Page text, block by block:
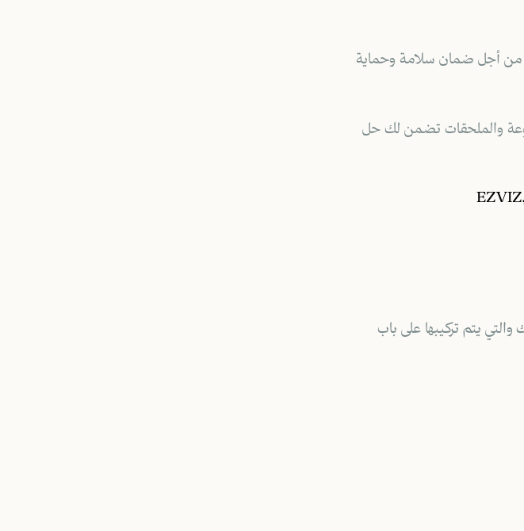
من أجل ضمان سلامة وحماية
والملحقات تضمن لك حل
يتم تركيبها على باب